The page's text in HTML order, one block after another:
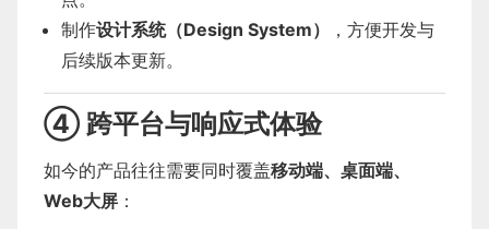
制作设计系统（Design System）
，方便开发与
后续版本更新。
④ 跨平台与响应式体验
如今的产品往往需要同时覆盖移动端、桌面端、
Web大屏 ：